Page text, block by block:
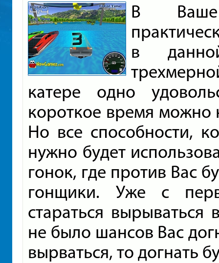
В Ваше
в
катере одно
короткое время можно
Но все способности,
нужно будет
гонок, где против Вас
гонщики. Уже с
стараться
не было шансов Вас
вырваться, то догнать